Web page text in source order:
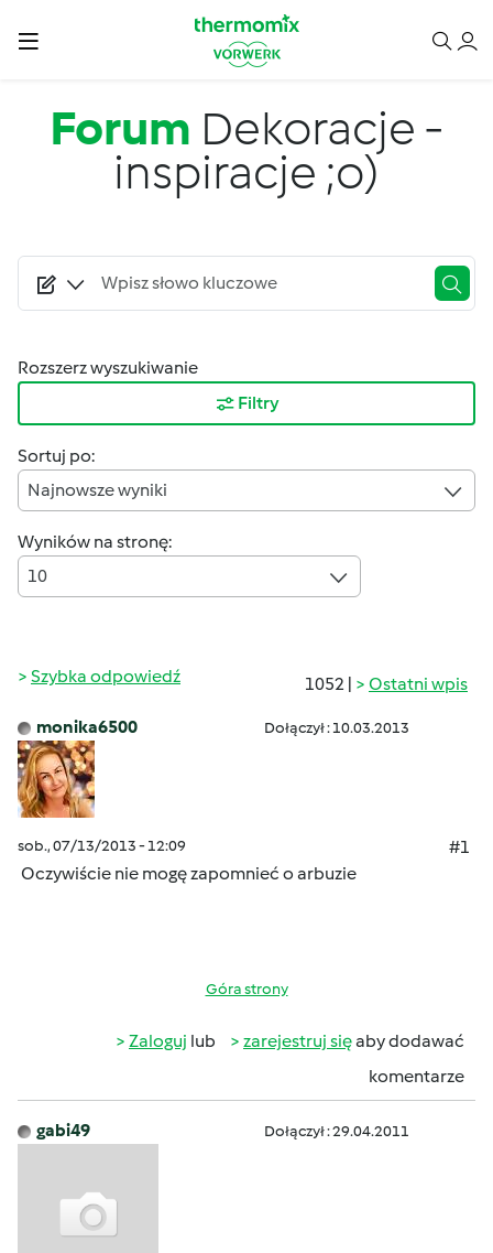
Forum Dekoracje -
inspiracje ;o)
Rozszerz wyszukiwanie
Filtry
Sortuj po:
Najnowsze wyniki
Wyników na stronę:
10
1052 | Ostatni wpis
Szybka odpowiedź
monika6500 Dołączył : 10.03.2013
sob., 07/13/2013 - 12:09
#1
Oczywiście nie mogę zapomnieć o arbuzie
Góra strony
Zaloguj lub zarejestruj sięaby dodawać
komentarze
gabi49 Dołączył : 29.04.2011